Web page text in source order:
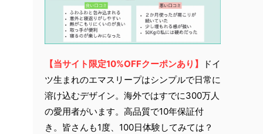
【当サイト限定10%OFFクーポンあり】
ドイ
ツ生まれのエマスリープはシンプルで日常に
溶け込むデザイン。海外ではすでに300万人
の愛用者がいます。高品質で10年保証付
き。皆さんも1度、100日体験してみては？